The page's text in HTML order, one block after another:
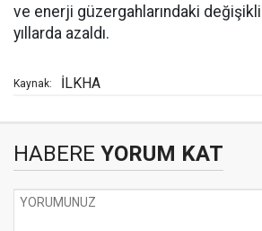
ve enerji güzergahlarındaki
yıllarda azaldı.
Kaynak: İLKHA
HABERE YORUM KAT